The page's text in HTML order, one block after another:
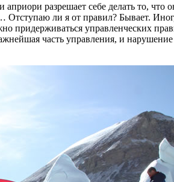
разрешает себе делать то, что
Отступаю ли я от правил? Бывает.
придерживаться управленческих
часть управления, и